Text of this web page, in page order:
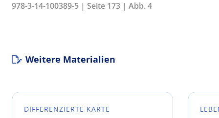
978-3-14-100389-5 | Seite 173 | Abb. 4
Weitere Materialien
DIFFERENZIERTE KARTE